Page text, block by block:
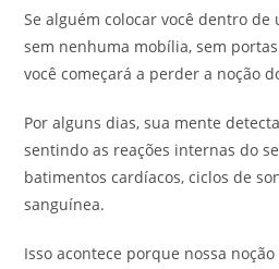
Se alguém colocar você dentro de
sem nenhuma mobília, sem
você começará a perder a noção
Por alguns dias, sua mente
sentindo as reações internas do
batimentos cardíacos, ciclos de
sanguínea.
Isso acontece porque nossa